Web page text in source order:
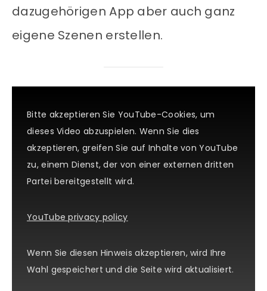
dazugehörigen App aber auch ganz
eigene Szenen erstellen.
Bitte akzeptieren Sie YouTube-Cookies, um
dieses Video abzuspielen. Wenn Sie dies
akzeptieren, greifen Sie auf Inhalte von YouTube
zu, einem Dienst, der von einer externen dritten
Partei bereitgestellt wird.
YouTube privacy policy
Wenn Sie diesen Hinweis akzeptieren, wird Ihre
Wahl gespeichert und die Seite wird aktualisiert.